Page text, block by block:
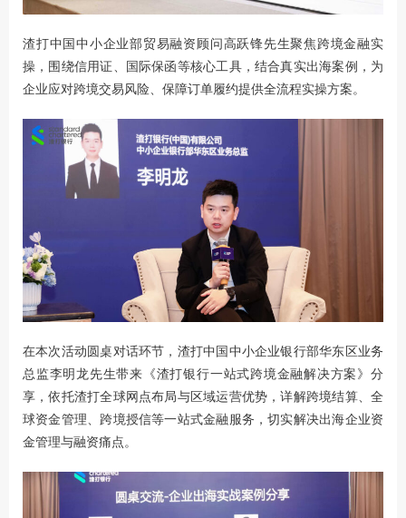
渣打中国中小企业部贸易融资顾问高跃锋先生聚焦跨境金融实
操，围绕信用证、国际保函等核心工具，结合真实出海案例，为
企业应对跨境交易风险、保障订单履约提供全流程实操方案。
在本次活动圆桌对话环节，渣打中国中小企业银行部华东区业务
总监李明龙先生带来《渣打银行一站式跨境金融解决方案》分
享，依托渣打全球网点布局与区域运营优势，详解跨境结算、全
球资金管理、跨境授信等一站式金融服务，切实解决出海企业资
金管理与融资痛点。